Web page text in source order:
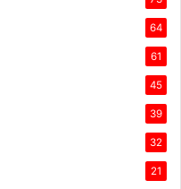
64
61
45
39
32
21